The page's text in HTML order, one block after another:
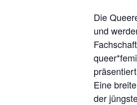
Die
und
Eine
der